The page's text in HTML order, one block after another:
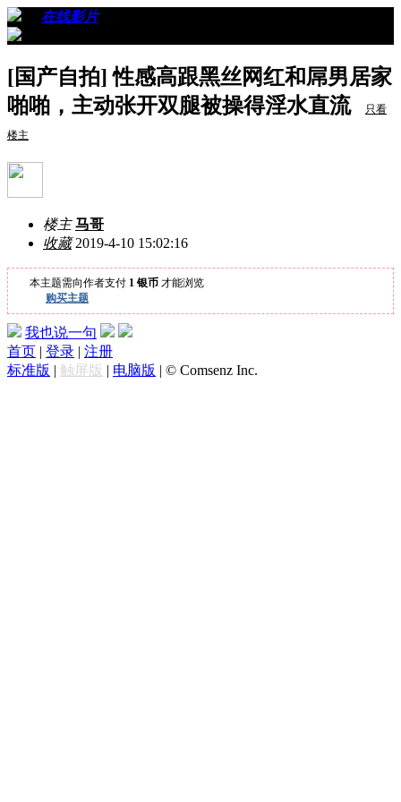
在线影片
[国产自拍] 性感高跟黑丝网红和屌男居家
啪啪，主动张开双腿被操得淫水直流
只看
楼主
楼主 马哥
收藏2019-4-10 15:02:16
本主题需向作者支付 1 银币 才能浏览
购买主题
我也说一句
首页 | 登录 | 注册
标准版 | 触屏版 | 电脑版 | © Comsenz Inc.